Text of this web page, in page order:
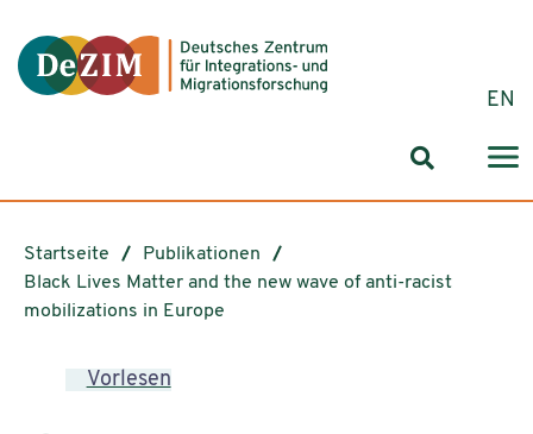
EN
Startseite
Publikationen
Black Lives Matter and the new wave of anti-racist
mobilizations in Europe
Vorlesen